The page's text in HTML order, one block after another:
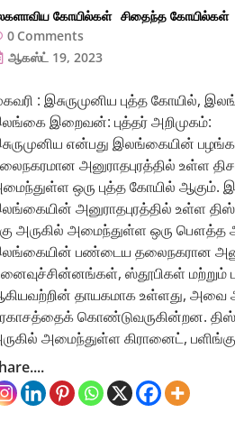
கோயில்கள் சிதைந்த கோயில்கள்
0 Comments
ஆகஸ்ட் 19, 2023
: இசுருமுனிய புத்த கோயில்,
இறைவன்: புத்தர் அறிமுகம்:
என்பது இலங்கையின்
அனுராதபுரத்தில் உள்ள
ஒரு புத்த கோயில் ஆகும்.
அனுராதபுரத்தில் உள்ள
அருகில் அமைந்துள்ள ஒரு பௌத்த
பண்டைய தலைநகரான
ஸ்தூபிகள்
தாயகமாக உள்ளது, அவை
கொண்டுவருகின்றன.
அமைந்துள்ள கிரானைட்,